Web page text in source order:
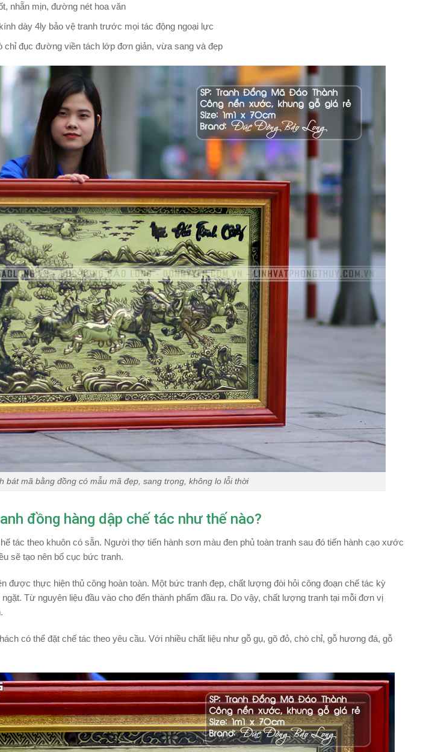
nhẵn mịn, đường nét hoa văn
dày 4ly bảo vệ tranh trước mọi tác động ngoại lực
chỉ đục đường viền tách lớp đơn giản, vừa sang và đẹp
bát mã bằng đồng có mẫu mã đẹp, sang trọng, không lo lỗi thời
đồng hàng dập chế tác như thế nào?
tác theo khuôn có sẵn. Người thợ tiến hành sơn màu đen phủ toàn tranh sau đó tiến hành cạo xước
sẽ tạo nên bố cục bức tranh.
được thực hiện thủ công hoàn toàn. Một bức tranh đẹp, chất lượng đòi hỏi công đoạn chế tác kỳ
Từ nguyên liệu đầu vào cho đến thành phẩm đầu ra. Do vậy, chất lượng tranh tại mỗi đơn vị
có thể đặt chế tác theo yêu cầu. Với nhiều chất liệu như gỗ gụ, gõ đỏ, chò chỉ, gỗ hương đá, gỗ